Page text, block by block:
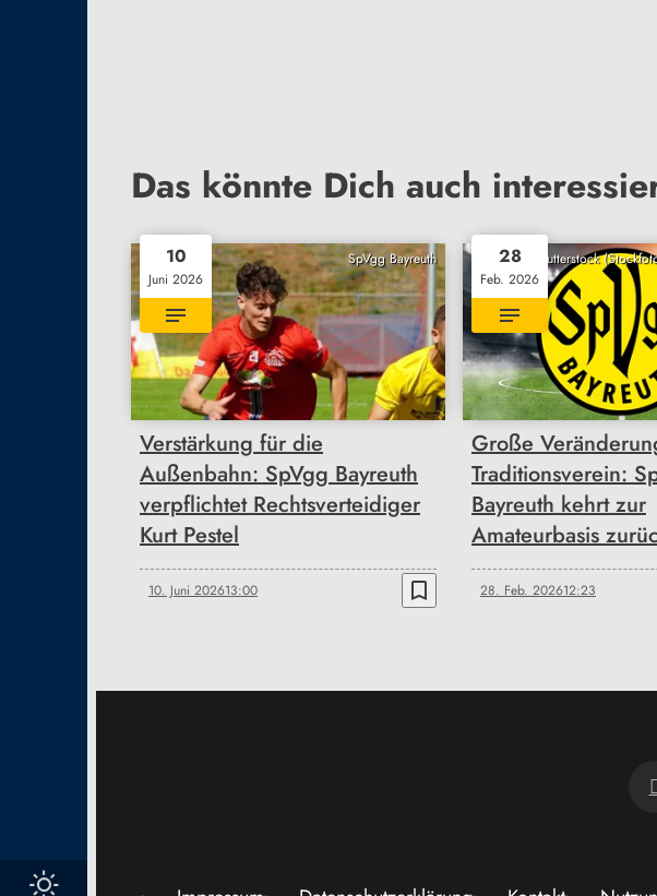
Das könnte Dich auch
SpVgg Bayreuth
10
Juni 2026
Verstärkung für die
Außenbahn: SpVgg Bayreuth
verpflichtet Rechtsverteidiger
Kurt Pestel
10. Juni 202613:00 bookmark_border
Shutterstock
28
Feb. 2026
Große
Traditionsverein:
Bayreuth kehrt zur
Amateurbasis
28. Feb. 202612:23